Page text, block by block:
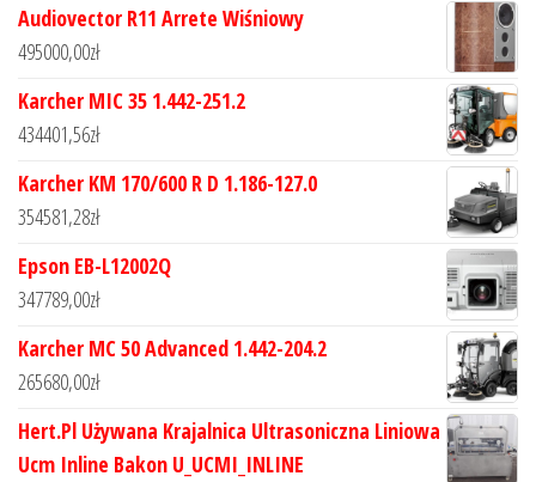
Audiovector R11 Arrete Wiśniowy
495000,00zł
Karcher MIC 35 1.442-251.2
434401,56zł
Karcher KM 170/600 R D 1.186-127.0
354581,28zł
Epson EB-L12002Q
347789,00zł
Karcher MC 50 Advanced 1.442-204.2
265680,00zł
Hert.Pl Używana Krajalnica Ultrasoniczna Liniowa
Ucm Inline Bakon U_UCMI_INLINE